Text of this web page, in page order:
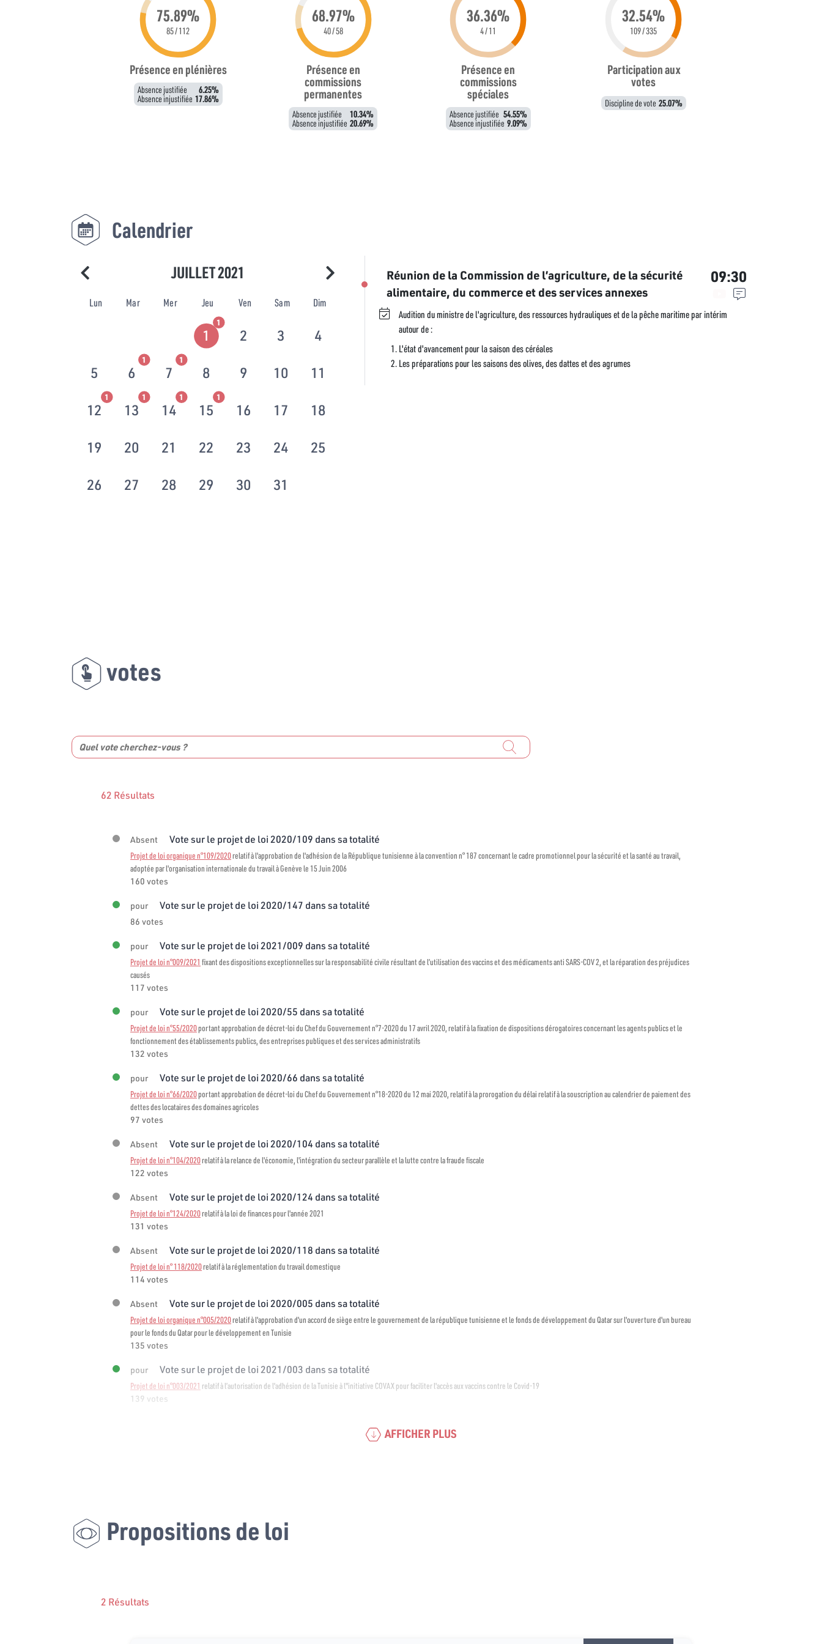
75.89%
85 / 112
Présence en plénières
Absence justifiée 6.25%
Absence injustifiée 17.86%
68.97%
40 / 58
Présence en
commissions
permanentes
Absence justifiée 10.34%
Absence injustifiée 20.69%
36.36%
4 / 11
Présence en
commissions
spéciales
Absence justifiée 54.55%
Absence injustifiée 9.09%
32.54%
109 / 335
Participation aux
votes
Discipline de vote 25.07%
Calendrier
JUILLET 2021
Lun Mar Mer Jeu Ven Sam Dim
1
1
2 3 4
5 6
1
7
1
8 9 10 11
12
1
13
1
14
1
15
1
16 17 18
19 20 21 22 23 24 25
26 27 28 29 30 31
Réunion de la Commission de l’agriculture, de la sécurité
alimentaire, du commerce et des services annexes
09:30
Audition du ministre de l'agriculture, des ressources hydrauliques et de la pêche maritime par intérim
autour de :
L'état d'avancement pour la saison des céréales
Les préparations pour les saisons des olives, des dattes et des agrumes
votes
62 Résultats
Absent Vote sur le projet de loi 2020/109 dans sa totalité
Projet de loi organique n°109/2020relatif à l'approbation de l'adhésion de la République tunisienne à la convention n° 187 concernant le cadre promotionnel pour la sécurité et la santé au travail,
adoptée par l'organisation internationale du travail à Genève le 15 Juin 2006
160 votes
pour Vote sur le projet de loi 2020/147 dans sa totalité
86 votes
pour Vote sur le projet de loi 2021/009 dans sa totalité
Projet de loi n°009/2021 fixant des dispositions exceptionnelles sur la responsabilité civile résultant de l’utilisation des vaccins et des médicaments anti SARS-COV 2, et la réparation des préjudices
causés
117 votes
pour Vote sur le projet de loi 2020/55 dans sa totalité
Projet de loi n°55/2020portant approbation de décret-loi du Chef du Gouvernement n°7-2020 du 17 avril 2020, relatif à la fixation de dispositions dérogatoires concernant les agents publics et le
fonctionnement des établissements publics, des entreprises publiques et des services administratifs
132 votes
pour Vote sur le projet de loi 2020/66 dans sa totalité
Projet de loi n°66/2020portant approbation de décret-loi du Chef du Gouvernement n°18-2020 du 12 mai 2020, relatif à la prorogation du délai relatif à la souscription au calendrier de paiement des
dettes des locataires des domaines agricoles
97 votes
Absent Vote sur le projet de loi 2020/104 dans sa totalité
Projet de loi n°104/2020relatif à la relance de l'économie, l'intégration du secteur parallèle et la lutte contre la fraude fiscale
122 votes
Absent Vote sur le projet de loi 2020/124 dans sa totalité
Projet de loi n°124/2020relatif à la loi de finances pour l'année 2021
131 votes
Absent Vote sur le projet de loi 2020/118 dans sa totalité
Projet de loi n° 118/2020relatif à la réglementation du travail domestique
114 votes
Absent Vote sur le projet de loi 2020/005 dans sa totalité
Projet de loi organique n°005/2020relatif à l'approbation d'un accord de siège entre le gouvernement de la république tunisienne et le fonds de développement du Qatar sur l'ouverture d'un bureau
pour le fonds du Qatar pour le développement en Tunisie
135 votes
pour Vote sur le projet de loi 2021/003 dans sa totalité
Projet de loi n°003/2021 relatif à l’autorisation de l'adhésion de la Tunisie à l"initiative COVAX pour faciliter l'accès aux vaccins contre le Covid-19
139 votes
AFFICHER PLUS
Propositions de loi
2 Résultats